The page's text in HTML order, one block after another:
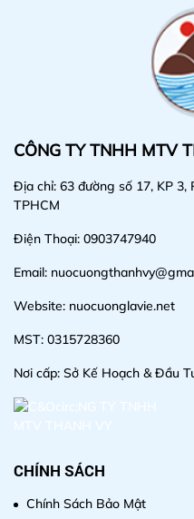
CÔNG TY TNHH MTV
Địa chỉ: 63 đường số 17, KP 3,
TPHCM
Điện Thoại: 0903747940
Email:
Website: nuocuonglavie.net
MST: 0315728360
Nơi cấp: Sở Kế Hoạch & Đầu
CHÍNH SÁCH
Chính Sách Bảo Mật